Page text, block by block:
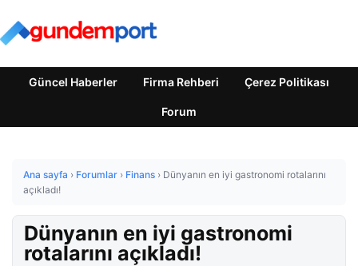
Güncel Haberler Firma Rehberi Çerez Politikası
Forum
Ana sayfa › Forumlar › Finans › Dünyanın en iyi gastronomi rotalarını
açıkladı!
Dünyanın en iyi gastronomi
rotalarını açıkladı!